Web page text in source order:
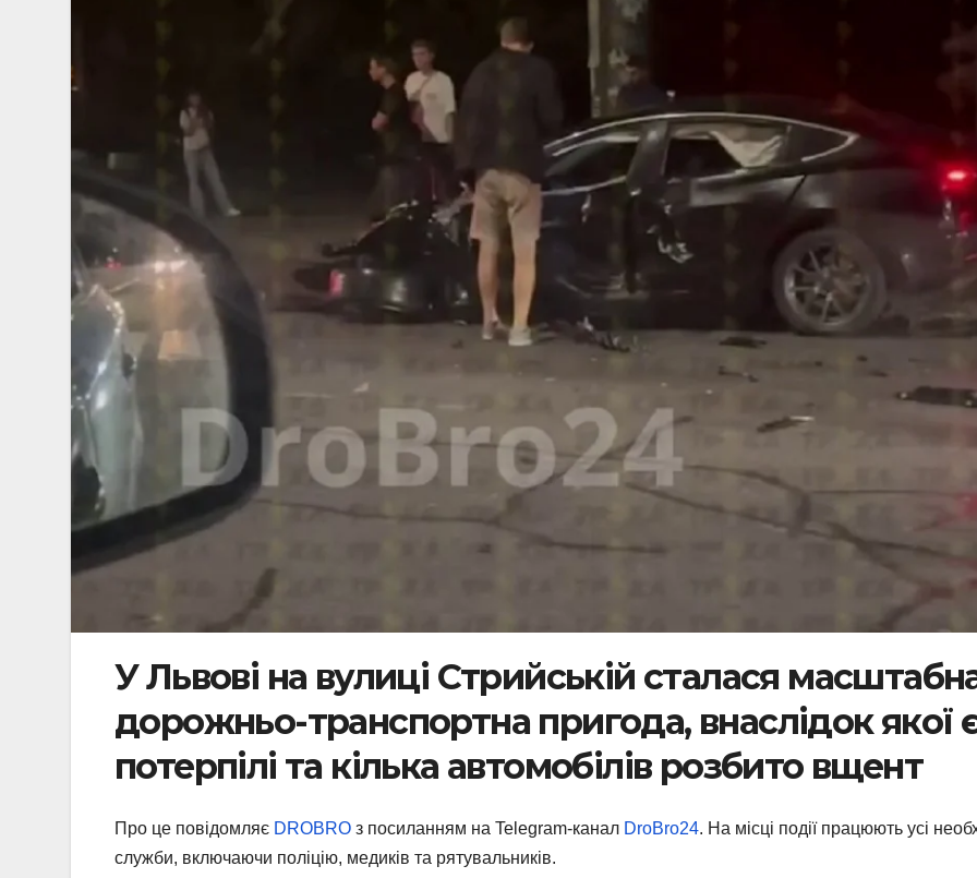
У Львові на вулиці Стрийській сталася
дорожньо-транспортна пригода, внаслідок якої
потерпілі та кілька автомобілів розбито вщент
Про це повідомляє DROBRO з посиланням на Telegram-канал DroBro24. На місці події працюють усі
служби, включаючи поліцію, медиків та рятувальників.